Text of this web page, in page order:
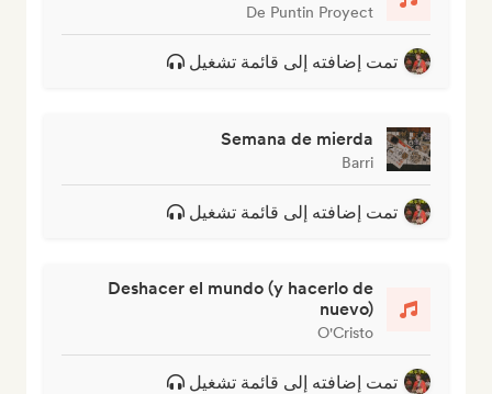
De Puntin Proyect
تمت إضافته إلى قائمة تشغيل
Semana de mierda
Barri
تمت إضافته إلى قائمة تشغيل
Deshacer el mundo (y hacerlo de
nuevo)
O'Cristo
تمت إضافته إلى قائمة تشغيل